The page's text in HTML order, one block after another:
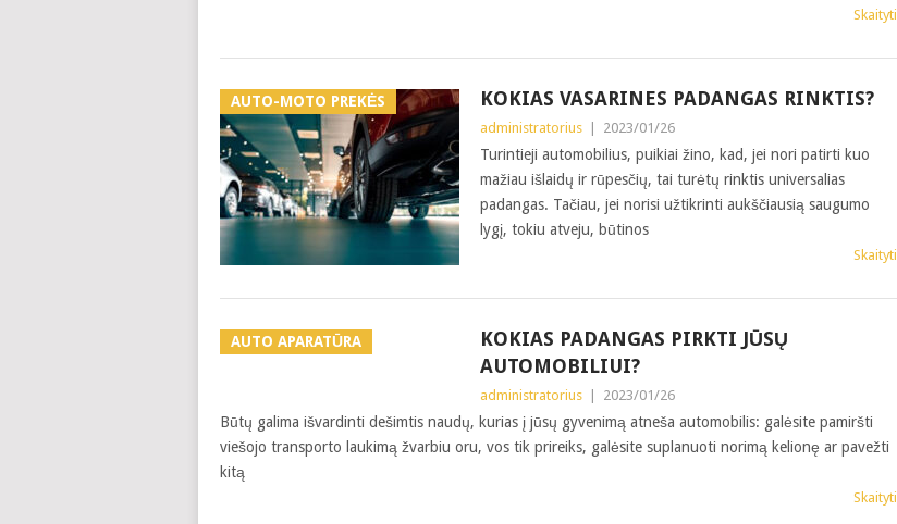
Skaityti
AUTO-MOTO PREKĖS KOKIAS VASARINES PADANGAS RINKTIS?
administratorius 2023/01/26
Turintieji automobilius, puikiai žino, kad, jei nori patirti kuo
mažiau išlaidų ir rūpesčių, tai turėtų rinktis universalias
padangas. Tačiau, jei norisi užtikrinti aukščiausią saugumo
lygį, tokiu atveju, būtinos
Skaityti
AUTO APARATŪRA
KOKIAS PADANGAS PIRKTI JŪSŲ
AUTOMOBILIUI?
administratorius 2023/01/26
Būtų galima išvardinti dešimtis naudų, kurias į jūsų gyvenimą atneša automobilis: galėsite pamiršti
viešojo transporto laukimą žvarbiu oru, vos tik prireiks, galėsite suplanuoti norimą kelionę ar pavežti
kitą
Skaityti